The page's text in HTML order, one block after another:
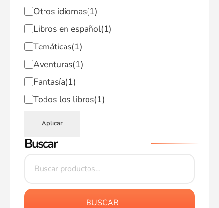
Otros idiomas(1)
Libros en español(1)
Temáticas(1)
Aventuras(1)
Fantasía(1)
Todos los libros(1)
Aplicar
Buscar
BUSCAR